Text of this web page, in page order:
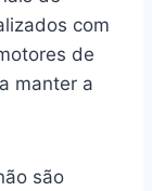
com
de
manter a
são